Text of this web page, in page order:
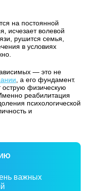
на постоянной
исчезает волевой
рушится семья,
в условиях
— это не
, а его фундамент.
физическую
реабилитация
психологической
и
важных